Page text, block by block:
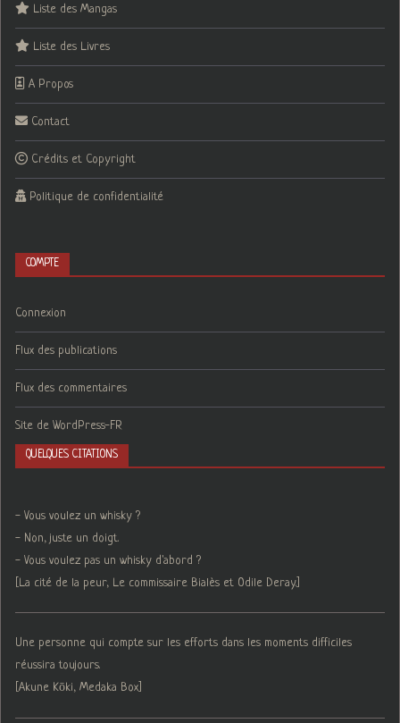
Liste des Mangas
Liste des Livres
A Propos
Contact
Crédits et Copyright
Politique de confidentialité
COMPTE
Connexion
Flux des publications
Flux des commentaires
Site de WordPress-FR
QUELQUES CITATIONS
- Vous voulez un whisky ?
- Non, juste un doigt.
- Vous voulez pas un whisky d'abord ?
[La cité de la peur, Le commissaire Bialès et Odile Deray.]
Une personne qui compte sur les efforts dans les moments difficiles
réussira toujours.
[Akune Kōki, Medaka Box]